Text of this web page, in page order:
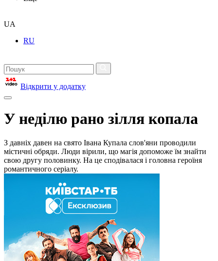
UA
RU
Відкрити у додатку
У неділю рано зілля копала
З давніх давен на свято Івана Купала слов'яни проводили
містичні обряди. Люди вірили, що магія допоможе їм знайти
свою другу половинку. На це сподівалася і головна героїня
романтичного серіалу.